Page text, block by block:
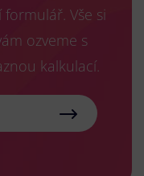
Vše si
ozveme s
kalkulací.